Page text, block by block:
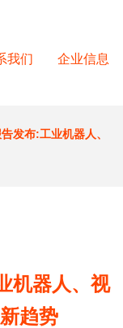
我们 企业信息
发布:工业机器人、
机器人、视
趋势